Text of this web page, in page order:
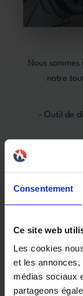
Consentement
Ce site web
Les cookies
et les
médias sociaux
partageons
Nous
notre
- Outil de
-
- Devis en
-
Explorez dès